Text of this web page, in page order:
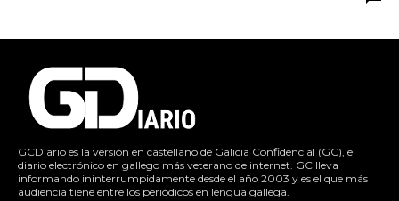
GCDiario es la versión en castellano de Galicia Confidencial (GC), el
diario electrónico en gallego más veterano de internet. GC lleva
informando ininterrumpidamente desde el año 2003 y es el que más
audiencia tiene entre los periódicos en lengua gallega.